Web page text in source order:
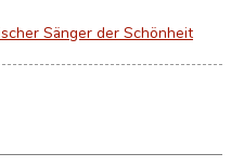
Sänger der Schönheit